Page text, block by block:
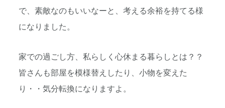
で、素敵なのもいいなーと、考える余裕を持てる様
になりました。
家での過ごし方、私らしく心休まる暮らしとは？？
皆さんも部屋を模様替えしたり、小物を変えた
り・・気分転換になりますよ。